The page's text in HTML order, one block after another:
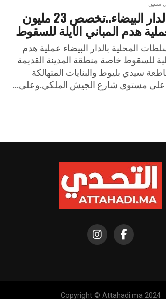
سنتين
جماعة الدار البيضاء..تخصص 23 مليون
هدم المباني الآيلة للسقوط
المحلية بالدار البيضاء عملية هدم
للسقوط خاصة منطقة المدينة القديمة
سيدي بليوط والبنايات المتهالكة
على مستوى شارع الجيش الملكي.وعلى...
Copyright © Attahadi.ma 2024